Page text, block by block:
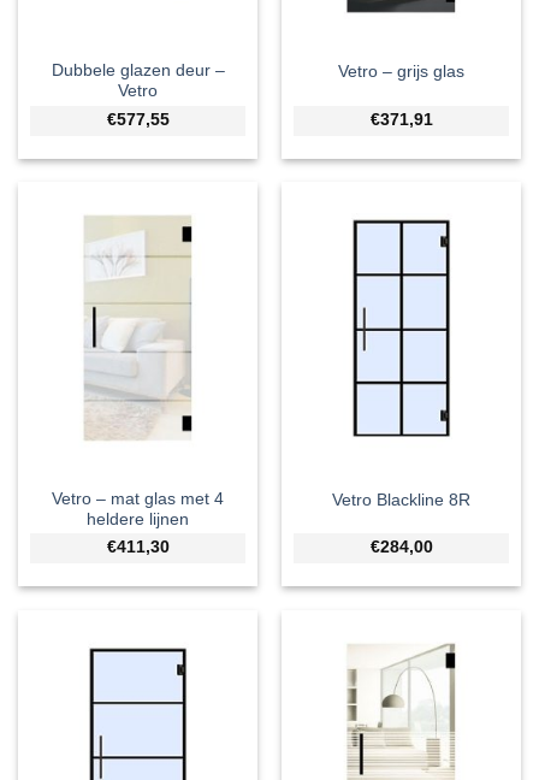
Dubbele glazen deur –
Vetro
€577,55
Vetro – grijs glas
€371,91
Vetro – mat glas met 4
heldere lijnen
€411,30
Vetro Blackline 8R
€284,00